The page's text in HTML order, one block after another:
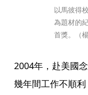
以馬彼得
為題材的
首獎。（
2004年，赴美國
幾年間工作不順